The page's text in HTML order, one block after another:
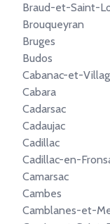
Braud-et-Saint-
Brouqueyran
Bruges
Budos
Cabanac-et-
Cabara
Cadarsac
Cadaujac
Cadillac
Cadillac-en-
Camarsac
Cambes
Camblanes-et-